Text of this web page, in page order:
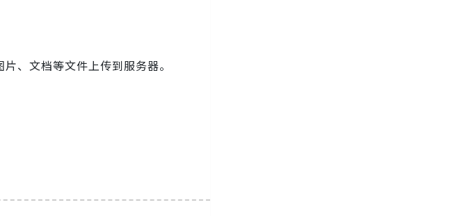
、文档等文件上传到服务器。